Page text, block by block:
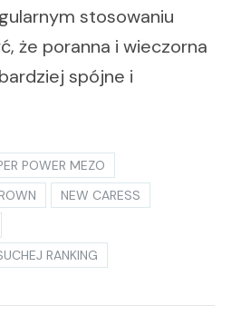
stosowaniu
że poranna i wieczorna
spójne i
POWER MEZO
NEW CARESS
RANKING